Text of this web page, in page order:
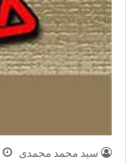
سید محمد محمدی